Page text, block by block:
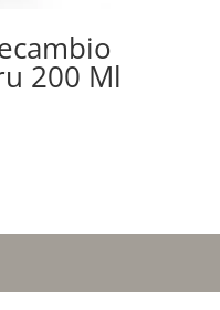
200 Ml